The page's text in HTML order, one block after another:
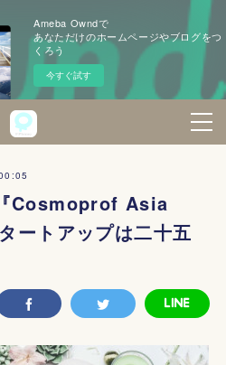
Ameba Owndで
あなただけのホームページやブログをつ
くろう
今すぐ試す
Cosmoprof Asia
ートアップは二十五